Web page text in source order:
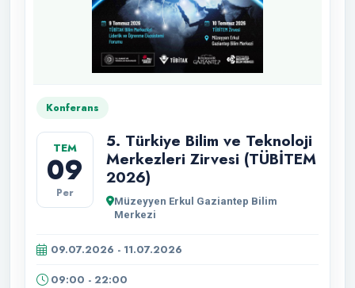
Konferans
TEM
09
Per
5. Türkiye Bilim ve Teknoloji
Merkezleri Zirvesi (TÜBİTEM
2026)
Müzeyyen Erkul Gaziantep Bilim
Merkezi
09.07.2026 - 11.07.2026
09:00 - 22:00